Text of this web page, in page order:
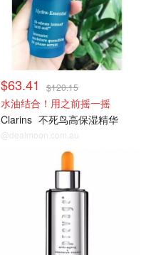
$63.41 $120.15
水油结合！用之前摇一摇
Clarins 不死鸟高保湿精华
@dealmoon.com.au